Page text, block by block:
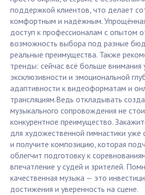
поддержкой клиентов, что делает
комфортным и надёжным.
доступ к профессионалам с опытом
возможность выбора под разные
реальные преимущества. Также
тренды: сейчас всё больше внимания
эксклюзивности и эмоциональной
адаптивности к видеоформатам и
трансляциям.Ведь откладывать
музыкального сопровождения не
конкурентное преимущество.
для художественной гимнастики уже
и получите композицию, которая
облегчит подготовку к
впечатление у судей и зрителей.
качественная музыка — это
достижения и уверенность на сцене.